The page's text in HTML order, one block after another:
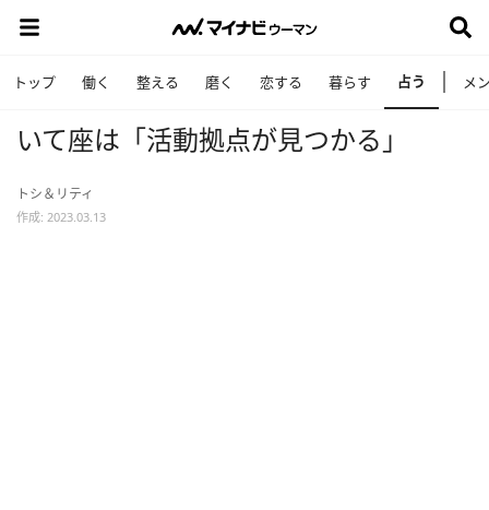
トップ 働く 整える 磨く 恋する 暮らす 占う メ
いて座は「活動拠点が見つかる」
トシ＆リティ
作成: 2023.03.13